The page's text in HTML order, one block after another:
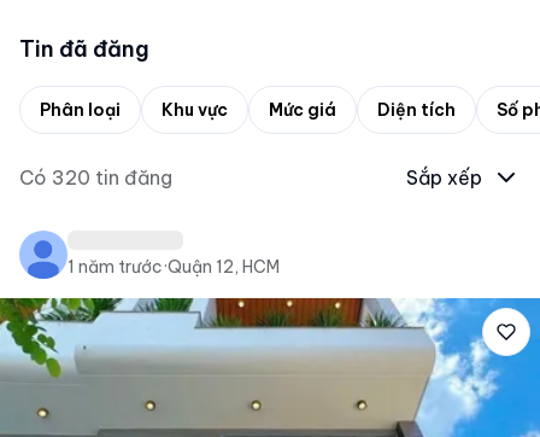
Tin đã đăng
Phân loại Khu vực Mức giá Diện tích Số
Có 320 tin đăng Sắp xếp
1 năm trước·Quận 12, HCM